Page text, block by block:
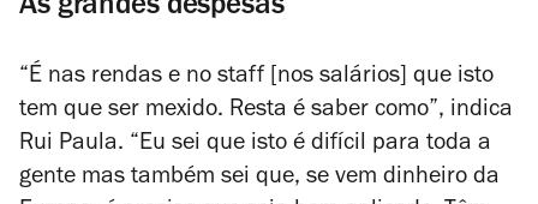
As grandes despesas
“É nas rendas e no staff [nos salários] que isto
tem que ser mexido. Resta é saber como”, indica
Rui Paula. “Eu sei que isto é difícil para toda a
gente mas também sei que, se vem dinheiro da